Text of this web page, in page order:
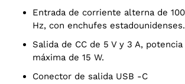
Entrada de corriente alterna de 100-240 V, 50/60
Hz, con enchufes estadounidenses.
Salida de CC de 5 V y 3 A, potencia de salida
máxima de 15 W.
Conector de salida USB -C